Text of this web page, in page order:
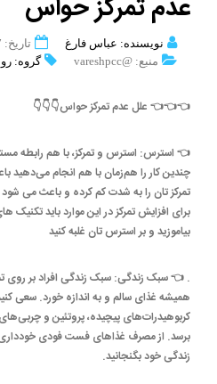
عدم تمرکز حواس
نویسنده: عباس فارغ
تاریخ: 1399/3/17
منبع: @vareshpcc
گروه:
👈👈👈 علل عدم تمرکز حواس👇👇👇
👈 استرس: استرس و تمرکز، با هم رابطه
چندین کار را هم‌زمان با هم انجام
تمرکز تان را به شدت کم کرده و باعث می شود
برای افزایش تمرکز در این موارد باید
بیاموزید و بر استرس تان غلبه کنید
. 👈 سبک زندگی: سبک زندگی افراد بر روی
همیشه غذای سالم و به اندازه خورد. سعی
کربوهیدرات‌های پیچیده، پروتئین و
برسد. از مصرف غذاهای فست فودی خودداری
زندگی خود بگنجانید.